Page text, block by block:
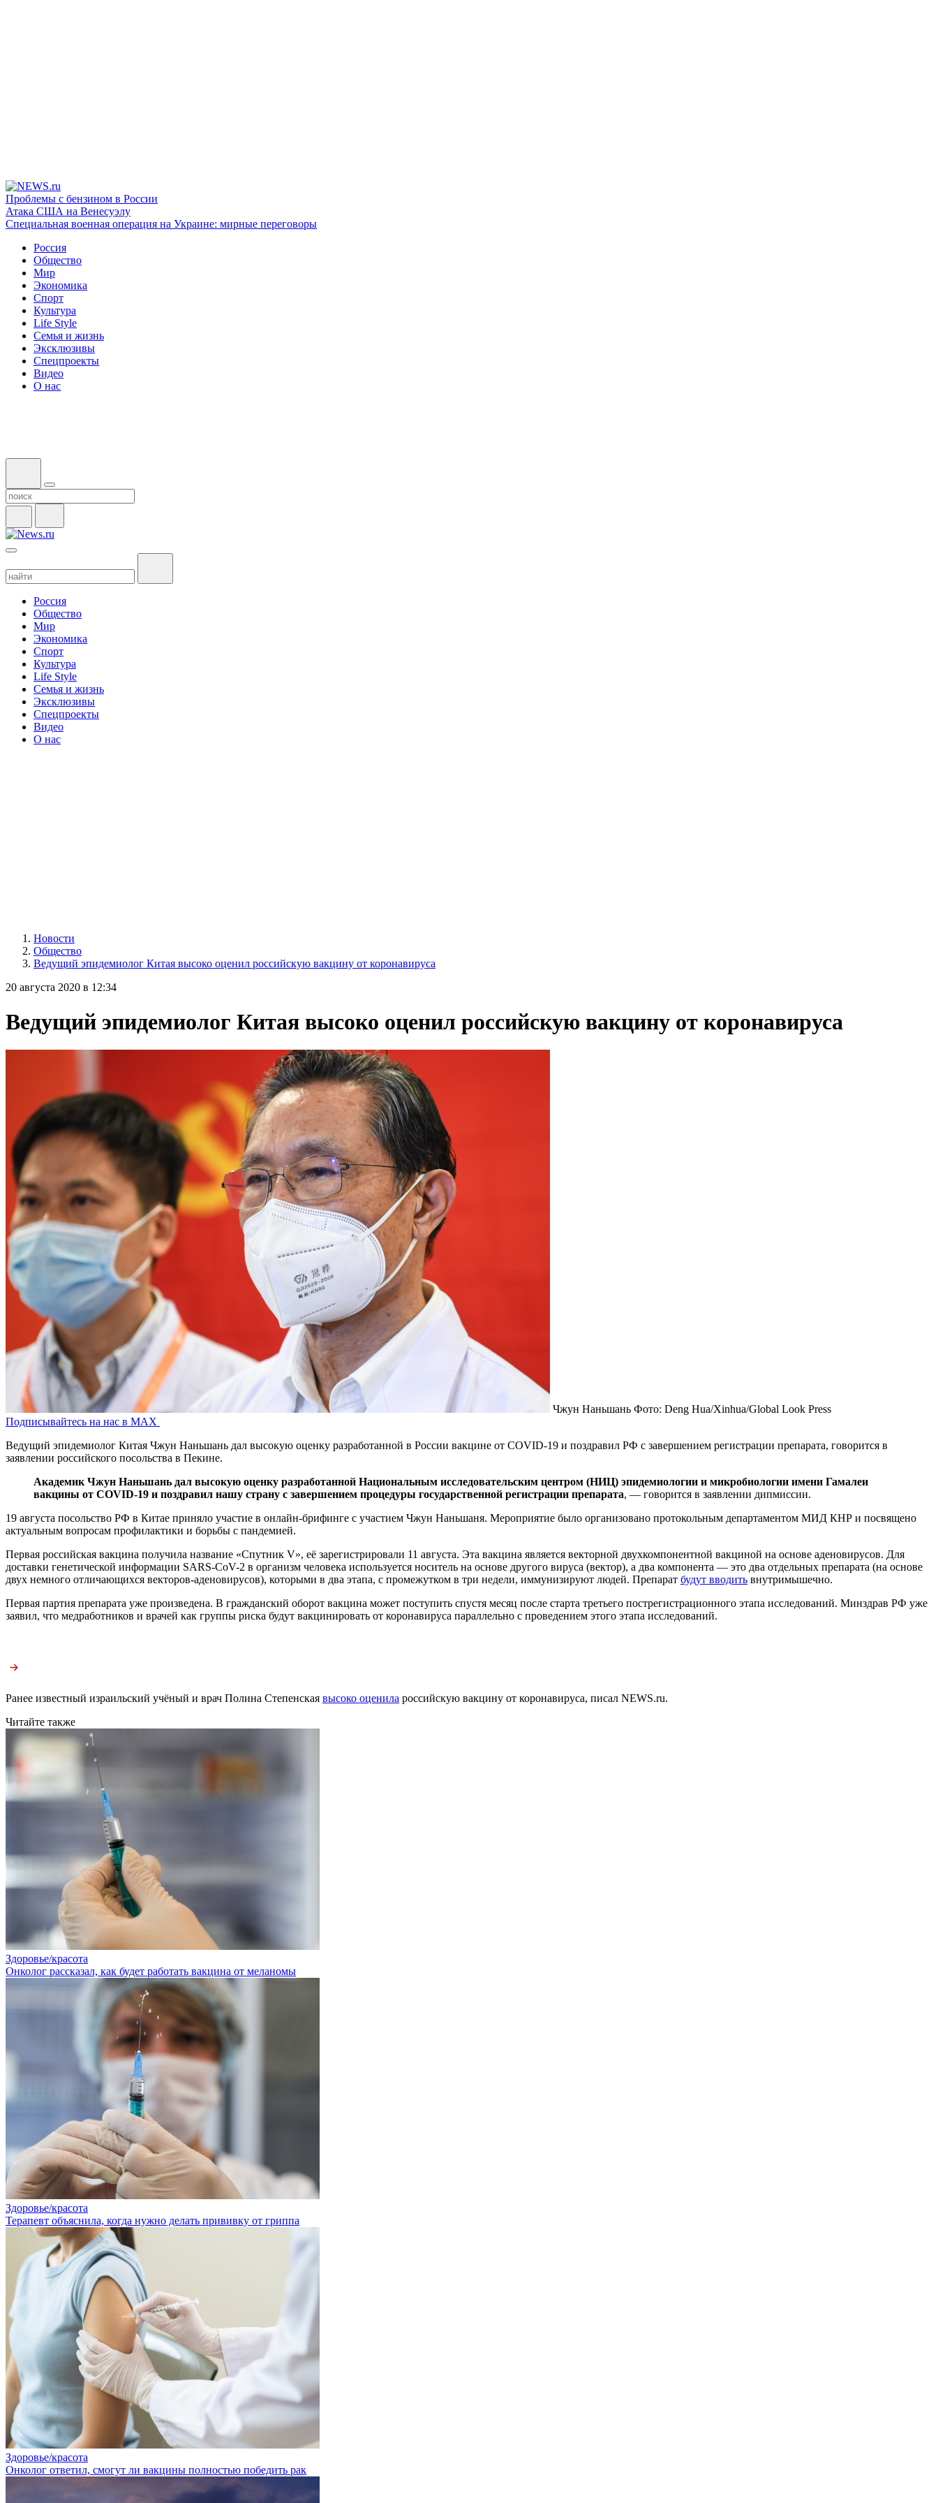
Проблемы с бензином в России
Атака США на Венесуэлу
Специальная военная операция на Украине: мирные переговоры
Россия
Общество
Мир
Экономика
Спорт
Культура
Life Style
Семья и жизнь
Эксклюзивы
Спецпроекты
Видео
О нас
Россия
Общество
Мир
Экономика
Спорт
Культура
Life Style
Семья и жизнь
Эксклюзивы
Спецпроекты
Видео
О нас
Новости
Общество
Ведущий эпидемиолог Китая высоко оценил российскую вакцину от коронавируса
20 августа 2020 в 12:34
Ведущий эпидемиолог Китая высоко оценил российскую вакцину от коронавируса
Чжун Наньшань Фото: Deng Hua/Xinhua/Global Look Press
Подписывайтесь на нас в MAX
Ведущий эпидемиолог Китая Чжун Наньшань дал высокую оценку разработанной в России вакцине от COVID-19 и поздравил РФ с завершением регистрации препарата, говорится в
заявлении российского посольства в Пекине.
Академик Чжун Наньшань дал высокую оценку разработанной Национальным исследовательским центром (НИЦ) эпидемиологии и микробиологии имени Гамалеи
вакцины от COVID-19 и поздравил нашу страну с завершением процедуры государственной регистрации препарата, — говорится в заявлении дипмиссии.
19 августа посольство РФ в Китае приняло участие в онлайн-брифинге с участием Чжун Наньшаня. Мероприятие было организовано протокольным департаментом МИД КНР и посвящено
актуальным вопросам профилактики и борьбы с пандемией.
Первая российская вакцина получила название «Спутник V», её зарегистрировали 11 августа. Эта вакцина является векторной двухкомпонентной вакциной на основе аденовирусов. Для
доставки генетической информации SARS-CoV-2 в организм человека используется носитель на основе другого вируса (вектор), а два компонента — это два отдельных препарата (на основе
двух немного отличающихся векторов-аденовирусов), которыми в два этапа, с промежутком в три недели, иммунизируют людей. Препарат будут вводить внутримышечно.
Первая партия препарата уже произведена. В гражданский оборот вакцина может поступить спустя месяц после старта третьего пострегистрационного этапа исследований. Минздрав РФ уже
заявил, что медработников и врачей как группы риска будут вакцинировать от коронавируса параллельно с проведением этого этапа исследований.
Ранее известный израильский учёный и врач Полина Степенская высоко оценила российскую вакцину от коронавируса, писал NEWS.ru.
Читайте также
Здоровье/красота
Онколог рассказал, как будет работать вакцина от меланомы
Здоровье/красота
Терапевт объяснила, когда нужно делать прививку от гриппа
Здоровье/красота
Онколог ответил, смогут ли вакцины полностью победить рак